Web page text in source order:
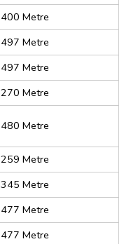
400 Metre
497 Metre
497 Metre
270 Metre
480 Metre
259 Metre
345 Metre
477 Metre
477 Metre